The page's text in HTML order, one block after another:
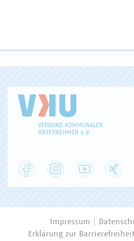
Facebook Instagram YouTube
Impressum
Erklärung zur Barrierefreiheit